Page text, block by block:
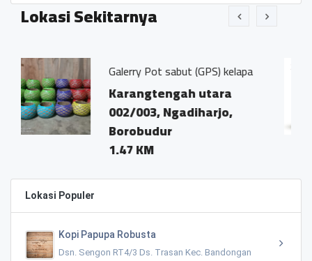
Lokasi Sekitarnya
Pot sabut (GPS) kelapa
utara
003, Ngadiharjo,
Apron
Lokasi Populer
Kopi Papupa Robusta
Dsn. Sengon RT4/3 Ds. Trasan Kec. Bandongan